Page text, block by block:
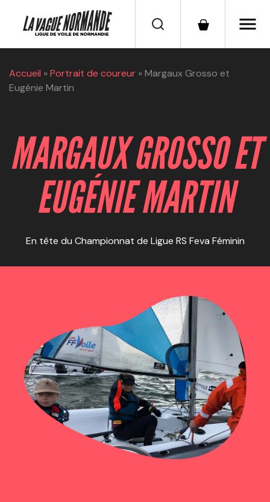
menu
Accueil »Portrait de coureur »Margaux Grosso et
Eugénie Martin
MARGAUX GROSSO ET
EUGÉNIE MARTIN
En tête du Championnat de Ligue RS Feva Féminin